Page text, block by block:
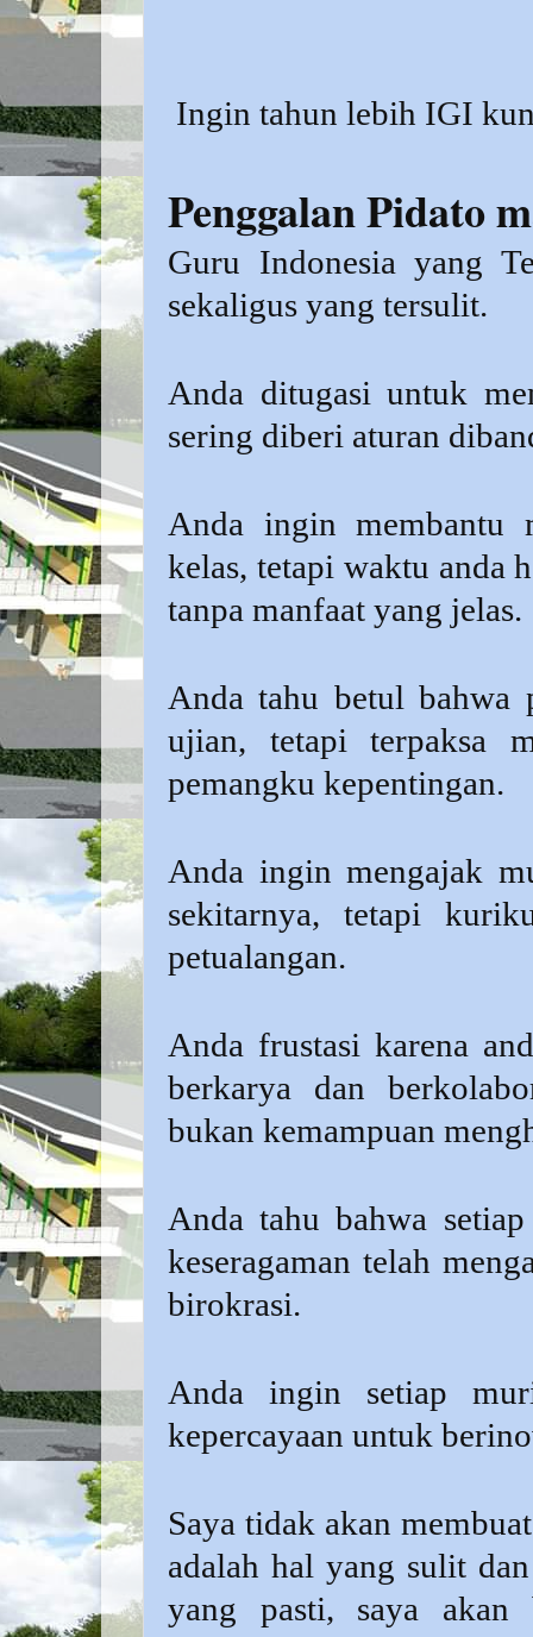
Ingin tahun lebih IGI
Penggalan Pidato
Guru Indonesia yang
sekaligus yang tersulit.
Anda ditugasi untuk
sering diberi aturan
Anda ingin membantu
kelas, tetapi waktu anda
tanpa manfaat yang jelas.
Anda tahu betul bahwa
ujian, tetapi terpaksa
pemangku kepentingan.
Anda ingin mengajak
sekitarnya, tetapi
petualangan.
Anda frustasi karena
berkarya dan
bukan kemampuan
Anda tahu bahwa
keseragaman telah
birokrasi.
Anda ingin setiap
kepercayaan untuk
Saya tidak akan
adalah hal yang sulit
yang pasti, saya akan